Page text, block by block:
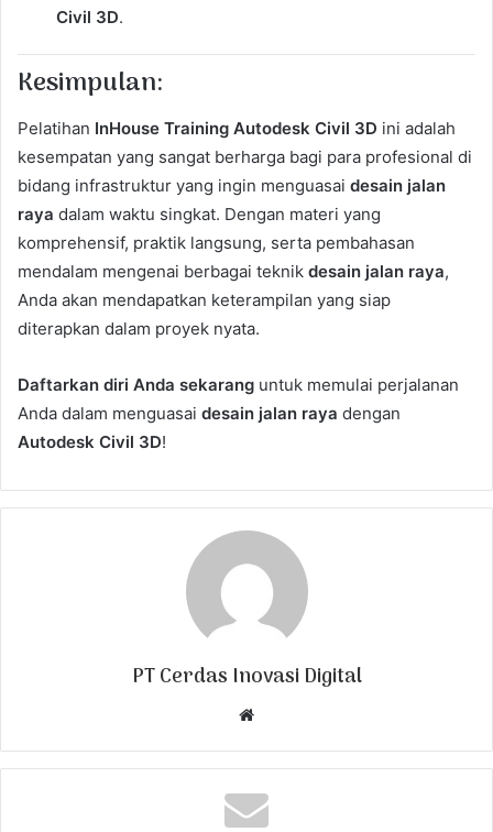
Civil 3D.
Kesimpulan:
Pelatihan InHouse Training Autodesk Civil 3D ini adalah
kesempatan yang sangat berharga bagi para profesional di
bidang infrastruktur yang ingin menguasai desain jalan
raya dalam waktu singkat. Dengan materi yang
komprehensif, praktik langsung, serta pembahasan
mendalam mengenai berbagai teknik desain jalan raya,
Anda akan mendapatkan keterampilan yang siap
diterapkan dalam proyek nyata.
Daftarkan diri Anda sekarang untuk memulai perjalanan
Anda dalam menguasai desain jalan raya dengan
Autodesk Civil 3D!
PT Cerdas Inovasi Digital
b
s
i